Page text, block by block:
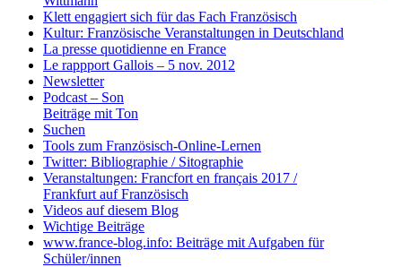
Klett engagiert sich für das Fach Französisch
Kultur: Französische Veranstaltungen in Deutschland
La presse quotidienne en France
Le rappport Gallois – 5 nov. 2012
Newsletter
Podcast – Son
Beiträge mit Ton
Suchen
Tools zum Französisch-Online-Lernen
Twitter: Bibliographie / Sitographie
Veranstaltungen: Francfort en français 2017 /
Frankfurt auf Französisch
Videos auf diesem Blog
Wichtige Beiträge
www.france-blog.info: Beiträge mit Aufgaben für
Schüler/innen